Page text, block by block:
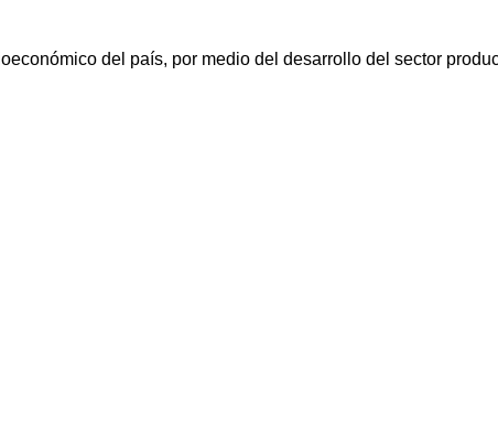
del país, por medio del desarrollo del sector